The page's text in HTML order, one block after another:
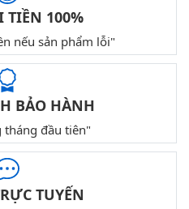
TIỀN 100%
nếu sản phẩm lỗi"
BẢO HÀNH
đầu tiên"
TUYẾN